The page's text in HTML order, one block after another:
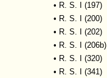
• R. S. I (197)
• R. S. I (200)
• R. S. I (202)
• R. S. I (206b)
• R. S. I (320)
• R. S. I (341)